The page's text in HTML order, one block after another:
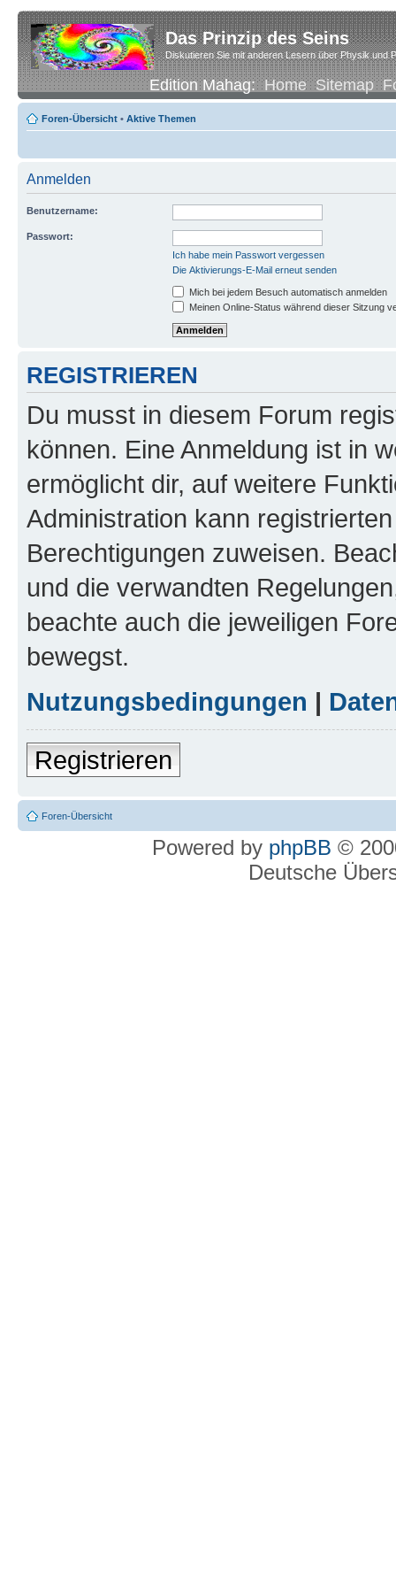
Das Prinzip des Seins
Diskutieren Sie mit anderen Lesern über Physik und
Edition Mahag:Home Sitemap
Foren-Übersicht • Aktive Themen
Anmelden
Benutzername:
Passwort:
Ich habe mein Passwort vergessen
Die Aktivierungs-E-Mail erneut senden
Mich bei jedem Besuch automatisch anmelden
Meinen Online-Status während dieser Sitzung
REGISTRIEREN
Du musst in diesem Forum
können. Eine Anmeldung ist in
ermöglicht dir, auf weitere
Administration kann
Berechtigungen zuweisen.
und die verwandten
beachte auch die jeweiligen
bewegst.
Nutzungsbedingungen |
Registrieren
Foren-Übersicht
Powered by phpBB ©
Deutsche